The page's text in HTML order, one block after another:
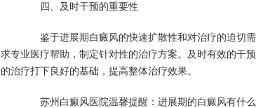
四、及时干预的重要性
鉴于进展期白癜风的快速扩散性和对治疗的迫切需
求专业医疗帮助，制定针对性的治疗方案。及时有效的干
的治疗打下良好的基础，提高整体治疗效果。
苏州白癜风医院温馨提醒：进展期的白癜风有什么